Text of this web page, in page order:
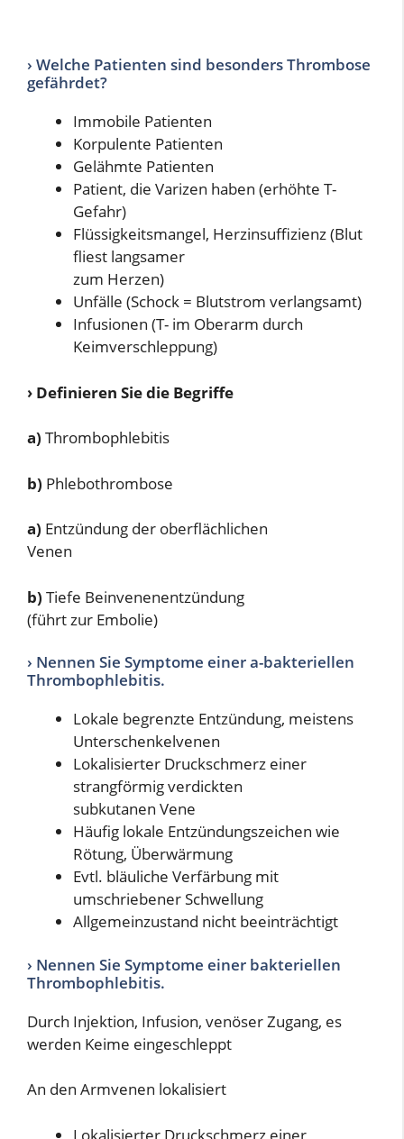
› Welche Patienten sind besonders Thrombose
gefährdet?
Immobile Patienten
Korpulente Patienten
Gelähmte Patienten
Patient, die Varizen haben (erhöhte T-
Gefahr)
Flüssigkeitsmangel, Herzinsuffizienz (Blut
fliest langsamer
zum Herzen)
Unfälle (Schock = Blutstrom verlangsamt)
Infusionen (T- im Oberarm durch
Keimverschleppung)
› Definieren Sie die Begriffe
a) Thrombophlebitis
b) Phlebothrombose
a) Entzündung der oberflächlichen
Venen
b) Tiefe Beinvenenentzündung
(führt zur Embolie)
› Nennen Sie Symptome einer a-bakteriellen
Thrombophlebitis.
Lokale begrenzte Entzündung, meistens
Unterschenkelvenen
Lokalisierter Druckschmerz einer
strangförmig verdickten
subkutanen Vene
Häufig lokale Entzündungszeichen wie
Rötung, Überwärmung
Evtl. bläuliche Verfärbung mit
umschriebener Schwellung
Allgemeinzustand nicht beeinträchtigt
› Nennen Sie Symptome einer bakteriellen
Thrombophlebitis.
Durch Injektion, Infusion, venöser Zugang, es
werden Keime eingeschleppt
An den Armvenen lokalisiert
Lokalisierter Druckschmerz einer